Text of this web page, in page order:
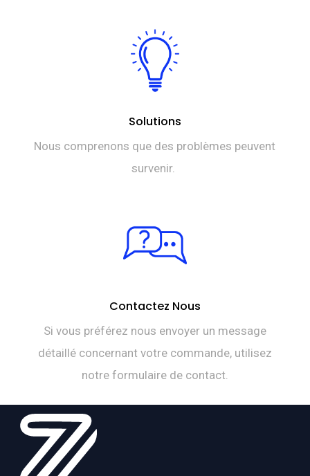
Solutions
Nous comprenons que des problèmes peuvent
survenir.
Contactez Nous
Si vous préférez nous envoyer un message
détaillé concernant votre commande, utilisez
notre formulaire de contact.